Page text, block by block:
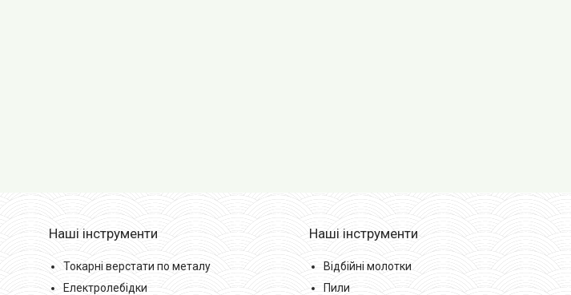
Наші інструменти
Токарні верстати по металу
Електролебідки
Наші інструменти
Відбійні молотки
Пили